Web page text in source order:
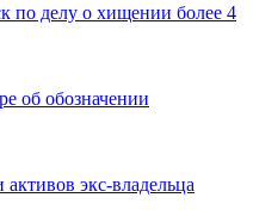
по делу о хищении более 4
об обозначении
экс-владельца